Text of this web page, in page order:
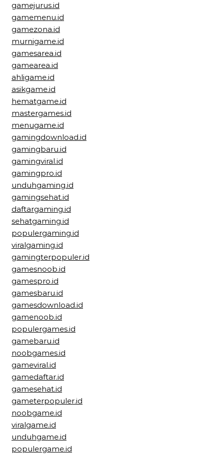
gamejurus.id
gamemenu.id
gamezona.id
murnigame.id
gamesarea.id
gamearea.id
ahligame.id
asikgame.id
hematgame.id
mastergames.id
menugame.id
gamingdownload.id
gamingbaru.id
gamingviral.id
gamingpro.id
unduhgaming.id
gamingsehat.id
daftargaming.id
sehatgaming.id
populergaming.id
viralgaming.id
gamingterpopuler.id
gamesnoob.id
gamespro.id
gamesbaru.id
gamesdownload.id
gamenoob.id
populergames.id
gamebaru.id
noobgames.id
gameviral.id
gamedaftar.id
gamesehat.id
gameterpopuler.id
noobgame.id
viralgame.id
unduhgame.id
populergame.id